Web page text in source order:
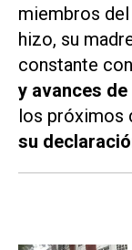
miembros
hizo, su
constante
y avances
los próximos
su